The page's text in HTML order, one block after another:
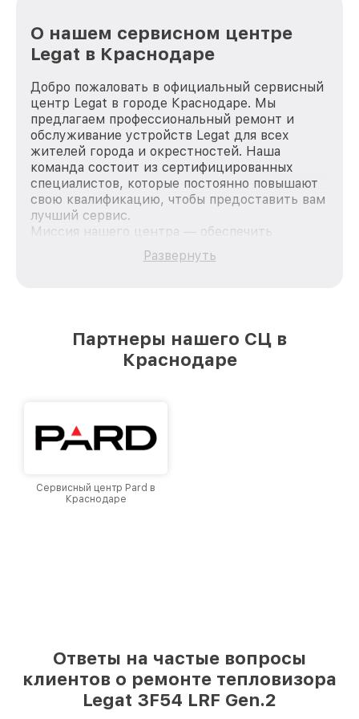
О нашем сервисном центре
Legat в Краснодаре
Добро пожаловать в официальный сервисный
центр Legat в городе Краснодаре. Мы
предлагаем профессиональный ремонт и
обслуживание устройств Legat для всех
жителей города и окрестностей. Наша
команда состоит из сертифицированных
специалистов, которые постоянно повышают
свою квалификацию, чтобы предоставить вам
лучший сервис.
Миссия нашего центра — обеспечить
качественный и доступный ремонт для
каждого пользователя продукции Legat, вне
лучшим сервисным центром Legat в городе
Краснодаре, постоянно повышая уровень
Развернуть
Партнеры нашего СЦ в
Краснодаре
Сервисный центр Pard в
Краснодаре
Ответы на частые вопросы
клиентов о ремонте тепловизора
Legat 3F54 LRF Gen.2